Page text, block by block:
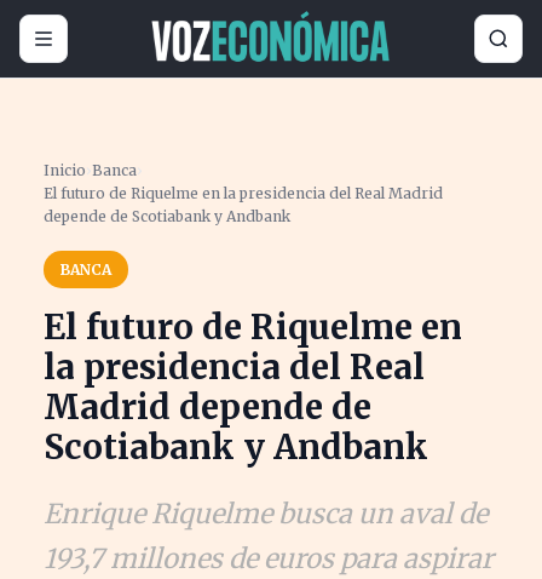
Inicio ›Banca›
El futuro de Riquelme en la presidencia del Real Madrid
depende de Scotiabank y Andbank
BANCA
El futuro de Riquelme en
la presidencia del Real
Madrid depende de
Scotiabank y Andbank
Enrique Riquelme busca un aval de
193,7 millones de euros para aspirar